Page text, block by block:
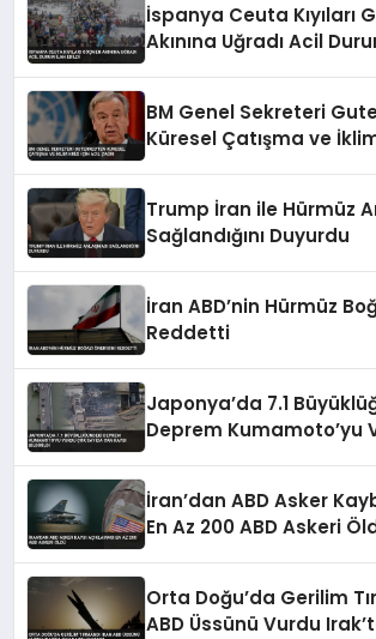
İspanya Ceuta Kıyıları
Akınına Uğradı Acil
BM Genel Sekreteri
Küresel Çatışma ve
Trump İran ile Hürmüz
Sağlandığını Duyurdu
İran ABD’nin Hürmüz
Reddetti
Japonya’da 7.1
Deprem Kumamoto’yu
İran’dan ABD Asker
En Az 200 ABD Askeri
Orta Doğu’da Gerilim
ABD Üssünü Vurdu